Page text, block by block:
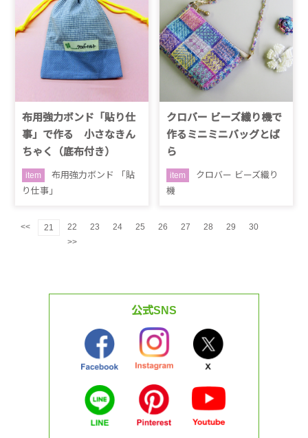
布用強力ボンド「貼り仕
事」で作る 小さなきん
ちゃく（底布付き）
item
布用強力ボンド 「貼
り仕事」
クロバー ビーズ織り機で
作るミニミニバッグとば
ら
item
クロバー ビーズ織り
機
<< 21 22 23 24 25 26 27 28 29
30
>>
公式SNS